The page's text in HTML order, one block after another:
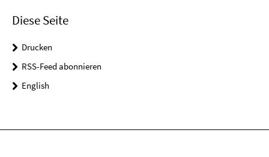
Diese Seite
Drucken
RSS-Feed abonnieren
English